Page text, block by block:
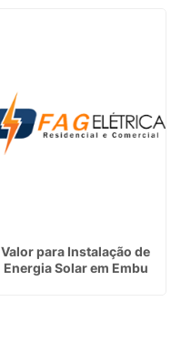
Valor para Instalação de
Energia Solar em Embu